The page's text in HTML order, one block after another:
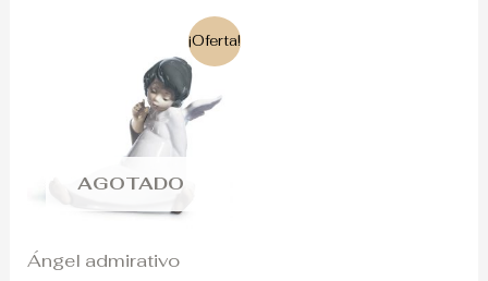
¡Oferta!
AGOTADO
Ángel admirativo
precio
actual
es:
135€.